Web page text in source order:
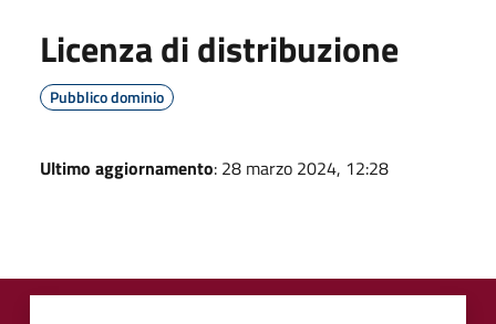
Licenza di distribuzione
Pubblico dominio
Ultimo aggiornamento: 28 marzo 2024, 12:28